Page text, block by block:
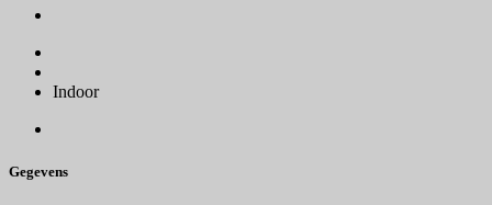
Indoor
Gegevens